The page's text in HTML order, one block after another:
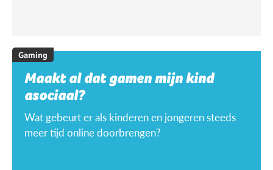
Gaming
Maakt al dat gamen mijn kind
asociaal?
Wat gebeurt er als kinderen en jongeren steeds
meer tijd online doorbrengen?